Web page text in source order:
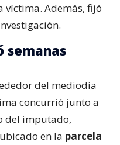
víctima. Además, fijó
semanas
del mediodía
concurrió junto a
del imputado,
en la parcela